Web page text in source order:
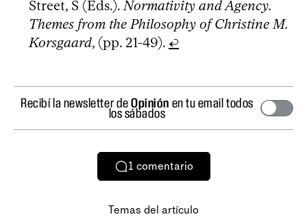
Street, S (Eds.).Normativity and Agency.
Themes from the Philosophy of Christine M.
Korsgaard, (pp. 21-49). ↩
Recibí la newsletter deOpinión en tu email todos
los sábados
1 comentario
Temas del artículo